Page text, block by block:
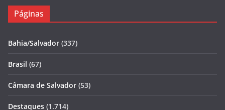
Páginas
Bahia/Salvador (337)
Brasil (67)
Câmara de Salvador (53)
Destaques (1.714)